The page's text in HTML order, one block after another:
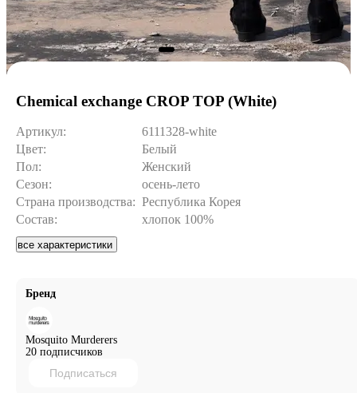
Chemical exchange CROP TOP (White)
Артикул:
6111328-white
Цвет:
Белый
Пол:
Женский
Сезон:
осень-лето
Страна производства: Республика Корея
Состав:
хлопок 100%
все характеристики
Бренд
Mosquito Murderers
20 подписчиков
Подписаться